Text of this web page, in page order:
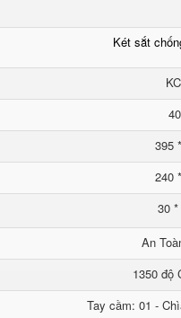
Két sắt
395
240
30
An
1350 độ
Tay cầm: 01 -